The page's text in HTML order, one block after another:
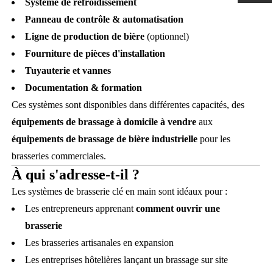
Système de refroidissement
Panneau de contrôle & automatisation
Ligne de production de bière(optionnel)
Fourniture de pièces d'installation
Tuyauterie et vannes
Documentation & formation
Ces systèmes sont disponibles dans différentes capacités, des
équipements de brassage à domicile à vendreaux
équipements de brassage de bière industriellepour les
brasseries commerciales.
À qui s'adresse-t-il ?
Les systèmes de brasserie clé en main sont idéaux pour :
Les entrepreneurs apprenantcomment ouvrir une
brasserie
Les brasseries artisanales en expansion
Les entreprises hôtelières lançant un brassage sur site